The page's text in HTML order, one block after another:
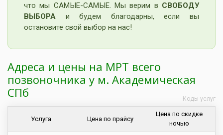
что мы САМЫЕ-САМЫЕ. Мы верим в СВОБОДУ
ВЫБОРА и будем благодарны, если вы
остановите свой выбор на нас!
Адреса и цены на МРТ всего
позвоночника у м. Академическая
СПб
Услуга Цена по прайсу
Цена по скидке
ночью
Коды услуг